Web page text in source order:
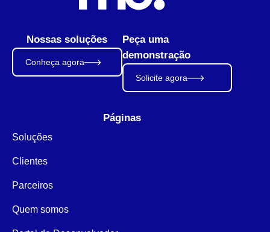
Nossas soluções
Conheça agora
Peça uma
demonstração
Solicite agora
Páginas
Soluções
Clientes
Parceiros
Quem somos